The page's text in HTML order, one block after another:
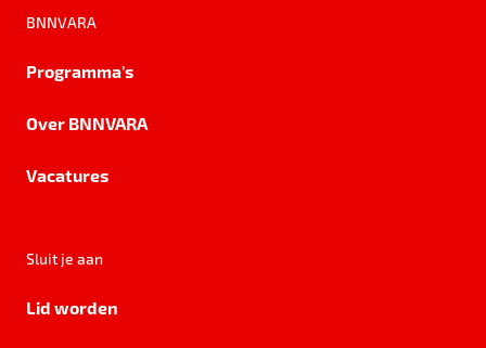
BNNVARA
Programma's
Over BNNVARA
Vacatures
Sluit je aan
Lid worden